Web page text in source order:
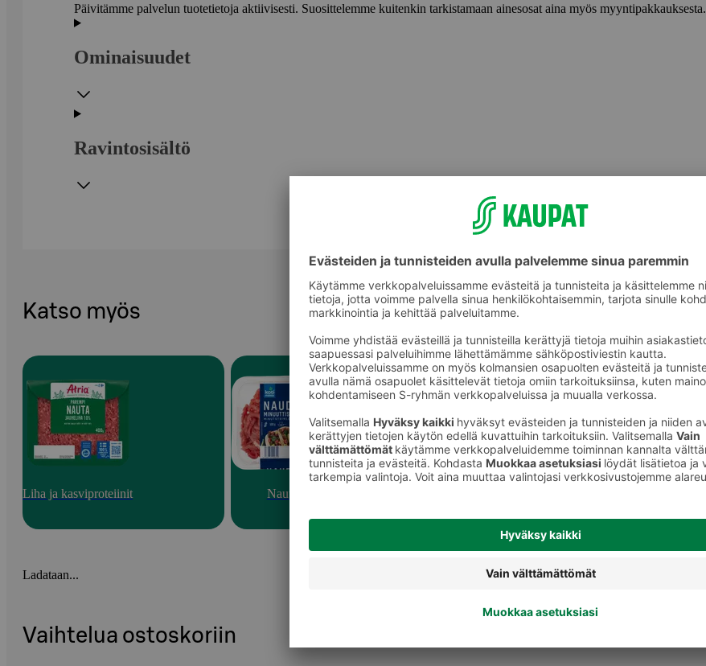
Päivitämme palvelun tuotetietoja aktiivisesti. Suosittelemme kuitenkin tarkistamaan ainesosat aina myös myyntipakkauksesta.
Ominaisuudet
Ravintosisältö
Katso myös
Liha ja kasviproteiinit Nauta
Ladataan...
Vaihtelua ostoskoriin